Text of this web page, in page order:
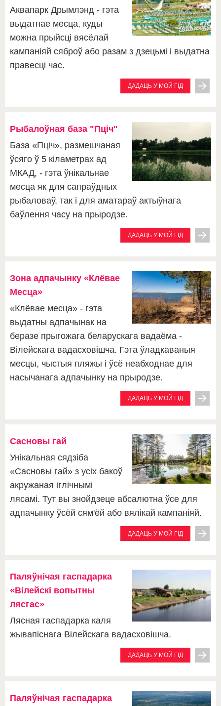
Аквапарк Дрымлэнд - гэта
выдатнае месца, куды
можна прыйсці вясёлай
кампаніяй сяброў або разам з дзецьмі і выдатна
правесці час.
ДАДАЦЬ У МОЙ ГІД
Рыбалоўная база "Пціч"
База «Пціч», размешчаная
ўсяго ў 5 кіламетрах ад
МКАД, - гэта ўнікальнае
месца як для сапраўдных
рыбаловаў, так і для аматараў актыўнага
баўлення часу на прыродзе.
ДАДАЦЬ У МОЙ ГІД
Зона адпачынку «Клёвае
Месца»
«Клёвае месца» - гэта
выдатны адпачынак на
беразе прыгожага беларускага вадаёма -
Вілейскага вадасховішча. Гэта ўладкаваныя
месцы, чыстыя пляжы і ўсё неабходнае для
насычанага адпачынку на прыродзе.
ДАДАЦЬ У МОЙ ГІД
Сасновы гай
Унікальная сядзіба
«Сасновы гай» з усіх бакоў
акружаная іглічнымі
лясамі. Тут вы знойдзеце абсалютна ўсе для
адпачынку ўсёй сям'ёй або вялікай кампаніяй.
ДАДАЦЬ У МОЙ ГІД
Паляўнічая гаспадарка
«Вілейскі вопытны
лясгас»
Лясная гаспадарка каля
жывапіснага Вілейскага вадасховішча.
ДАДАЦЬ У МОЙ ГІД
Паляўнічая гаспадарка